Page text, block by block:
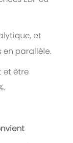
et
en parallèle.
et être